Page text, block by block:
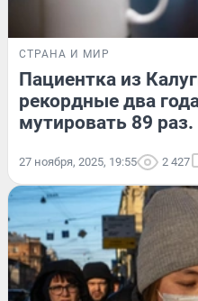
СТРАНА И МИР
Пациентка из
рекордные два
мутировать 89
27 ноября, 2025, 19:55 2 427